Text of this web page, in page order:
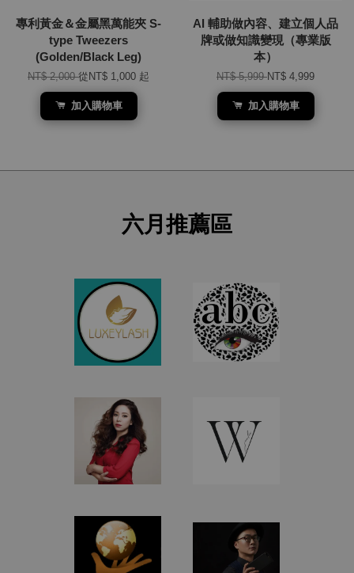
專利黃金＆金屬黑萬能夾 S-
type Tweezers
(Golden/Black Leg)
NT$ 2,000從 NT$ 1,000 起
加入購物車
AI 輔助做內容、建立個人品
牌或做知識變現（專業版
本）
NT$ 5,999NT$ 4,999
加入購物車
六月推薦區